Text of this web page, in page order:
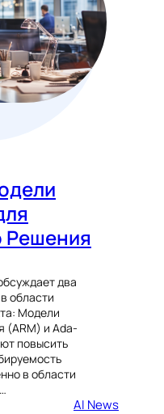
Решения
два
области
Модели
(ARM) и Ada-
повысить
в области
AI News